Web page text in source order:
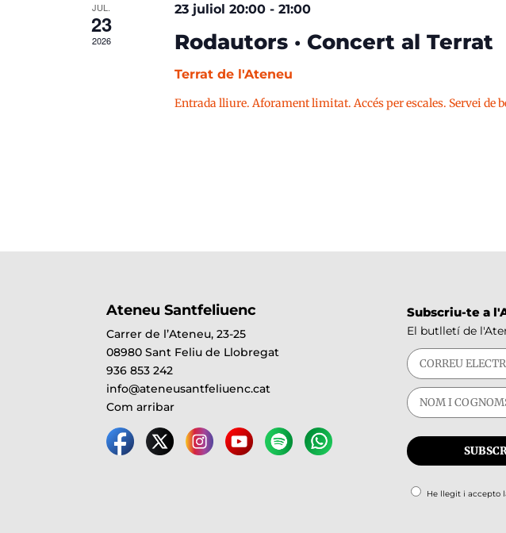
JUL.
23
2026
23 juliol 20:00- 21:00
Rodautors · Concert al Terrat
Terrat de l'Ateneu
Entrada lliure. Aforament limitat. Accés per escales. Servei de
Ateneu Santfeliuenc
Carrer de l’Ateneu, 23-25
08980 Sant Feliu de Llobregat
936 853 242
info@ateneusantfeliuenc.cat
Com arribar
Subscriu-te a
El butlletí de
He llegit i accepto